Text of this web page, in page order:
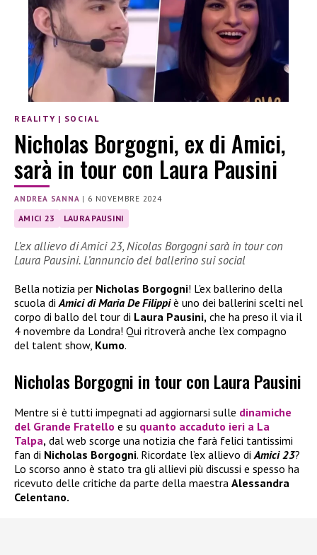
REALITY | SOCIAL
Nicholas Borgogni, ex di Amici,
sarà in tour con Laura Pausini
ANDREA SANNA | 6 NOVEMBRE 2024
AMICI 23 LAURA PAUSINI
L’ex allievo di Amici 23, Nicolas Borgogni sarà in tour con
Laura Pausini. L’annuncio del ballerino sui social
Bella notizia per Nicholas Borgogni! L’ex ballerino della
scuola diAmici di Maria De Filippiè uno dei ballerini scelti nel
corpo di ballo del tour di Laura Pausini, che ha preso il via il
4 novembre da Londra! Qui ritroverà anche l’ex compagno
del talent show, Kumo.
Nicholas Borgogni in tour con Laura Pausini
Mentre si è tutti impegnati ad aggiornarsi sulle dinamiche
del Grande Fratello e su quanto accaduto ieri a La
Talpa, dal web scorge una notizia che farà felici tantissimi
fan di Nicholas Borgogni. Ricordate l’ex allievo di Amici 23?
Lo scorso anno è stato tra gli allievi più discussi e spesso ha
ricevuto delle critiche da parte della maestra Alessandra
Celentano.